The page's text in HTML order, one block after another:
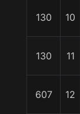
130 10
130 11
607 12